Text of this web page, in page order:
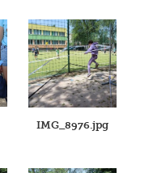
IMG_8976.jpg